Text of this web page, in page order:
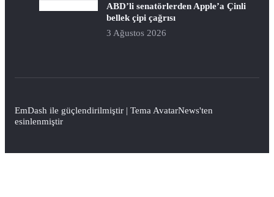
ABD’li senatörlerden Apple’a Çinli
bellek çipi çağrısı
3 Ağustos 2026
EmDash ile güçlendirilmiştir | Tema AvatarNews'ten
esinlenmiştir